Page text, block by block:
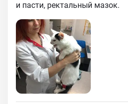
и пасти, ректальный мазок.